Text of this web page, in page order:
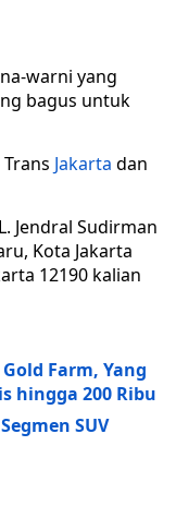
warni yang
bagus untuk
Jakarta dan
Jendral Sudirman
Kota Jakarta
12190 kalian
Farm, Yang
hingga 200 Ribu
SUV